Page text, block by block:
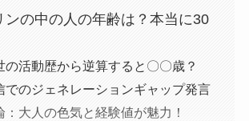
ンの中の人の年齢は？本当に30
の活動歴から逆算すると〇〇歳？
でのジェネレーションギャップ発言
：大人の色気と経験値が魅力！